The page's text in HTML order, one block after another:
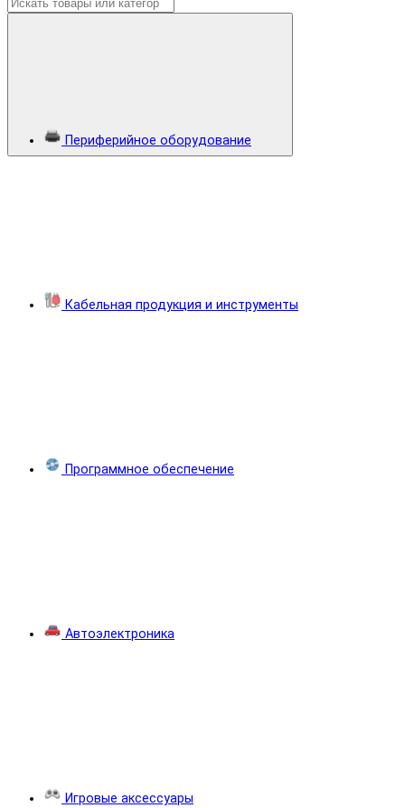
Периферийное оборудование
Кабельная продукция и инструменты
Программное обеспечение
Автоэлектроника
Игровые аксессуары